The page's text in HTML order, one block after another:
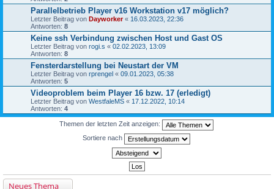
Parallelbetrieb Player v16 Workstation v17 möglich?
Letzter Beitrag von Dayworker« 16.03.2023, 22:36
Antworten: 8
Keine ssh Verbindung zwischen Host und Gast OS
Letzter Beitrag von rogi.s « 02.02.2023, 13:09
Antworten: 8
Fensterdarstellung bei Neustart der VM
Letzter Beitrag von rprengel « 09.01.2023, 05:38
Antworten: 5
Videoproblem beim Player 16 bzw. 17 (erledigt)
Letzter Beitrag von WestfaleMS « 17.12.2022, 10:14
Antworten: 4
Themen der letzten Zeit anzeigen:
Sortiere nach
Neues Thema